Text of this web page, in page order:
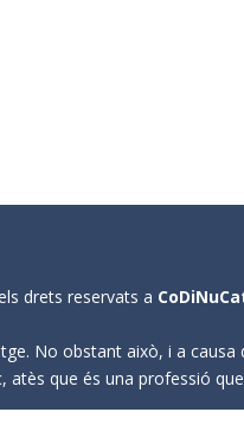
drets reservats a
No obstant això, i a
que és una professió